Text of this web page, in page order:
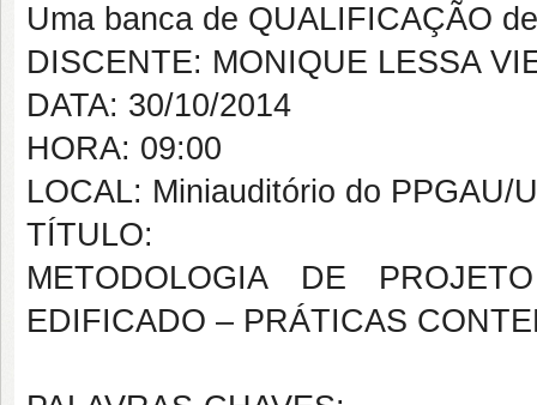
Uma banca de QUALIFICAÇÃO
DISCENTE: MONIQUE LESSA
DATA: 30/10/2014
HORA: 09:00
LOCAL: Miniauditório do PPGAU/
TÍTULO:
METODOLOGIA DE
EDIFICADO – PRÁTICAS